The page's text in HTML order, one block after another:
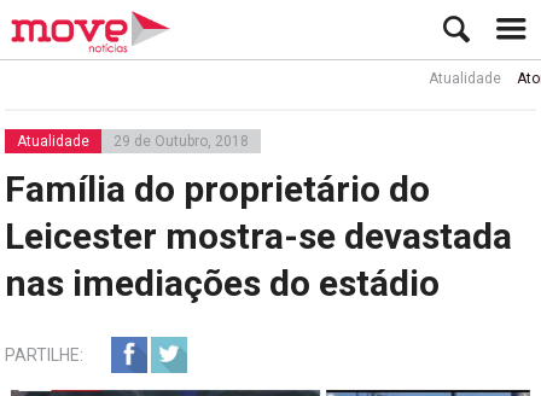
Atualidade Ator Rui
Atualidade 29 de Outubro, 2018
Família do proprietário do
Leicester mostra-se devastada
nas imediações do estádio
PARTILHE: